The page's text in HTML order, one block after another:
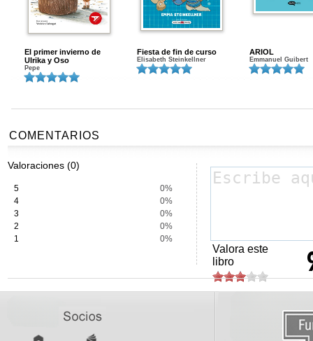
El primer invierno de
Ulrika y Oso
Pepe
Fiesta de fin de curso
Elisabeth Steinkellner
ARIOL
Emmanuel Guibert
COMENTARIOS
Valoraciones (0)
5
0%
4
0%
3
0%
2
0%
1
0%
Valora este
libro